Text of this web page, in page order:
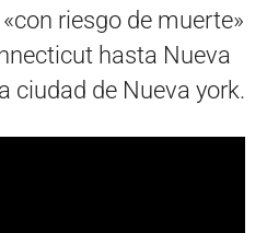
riesgo de muerte»
hasta Nueva
ciudad de Nueva york.